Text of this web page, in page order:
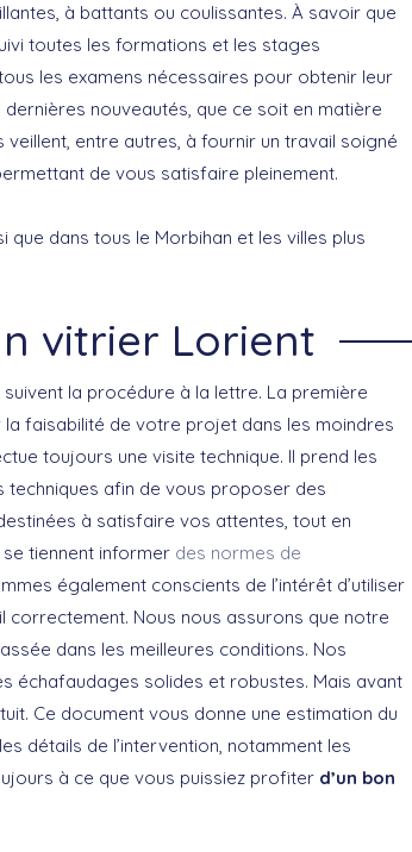
à battants ou coulissantes. À savoir que
toutes les formations et les stages
les examens nécessaires pour obtenir leur
nouveautés, que ce soit en matière
entre autres, à fournir un travail soigné
de vous satisfaire pleinement.
dans tous le Morbihan et les villes plus
vitrier Lorient
la procédure à la lettre. La première
faisabilité de votre projet dans les moindres
toujours une visite technique. Il prend les
afin de vous proposer des
à satisfaire vos attentes, tout en
tiennent informer des normes de
également conscients de l’intérêt d’utiliser
Nous nous assurons que notre
dans les meilleures conditions. Nos
échafaudages solides et robustes. Mais avant
Ce document vous donne une estimation du
détails de l’intervention, notamment les
à ce que vous puissiez profiter d’un bon